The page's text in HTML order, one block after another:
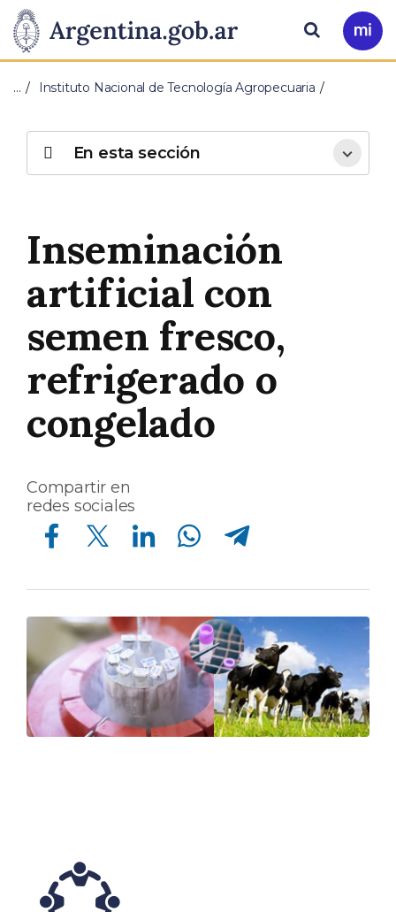
Presidencia
de
Nación
Pasar al contenido principal
Ir
a
Buscar
… Instituto Nacional de Tecnología Agropecuaria
Inseminación
artificial con
semen fresco,
refrigerado o
congelado
Compartir en
redes sociales
Compartir en Facebook Compartir en Twitter Compartir en Linkedin Compartir en Whatsapp Compartir en Telegram
En esta sección